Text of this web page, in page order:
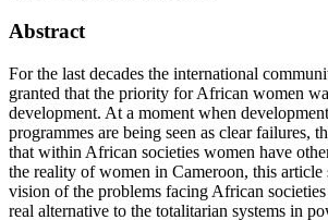
Abstract
For the last decades the international
granted that the priority for African women
development. At a moment when
programmes are being seen as clear failures,
that within African societies women have
the reality of women in Cameroon, this article
vision of the problems facing African
real alternative to the totalitarian systems in